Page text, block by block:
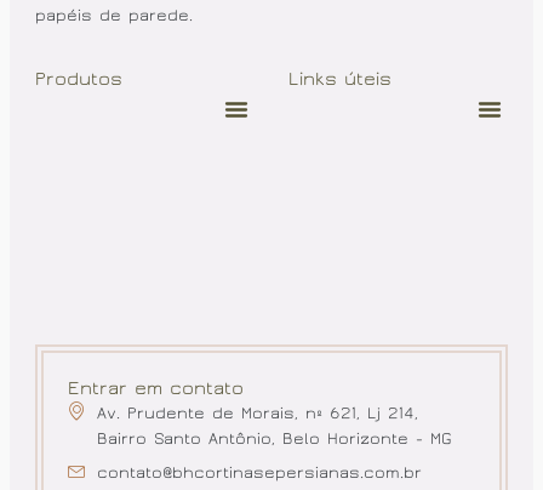
papéis de parede.
Produtos Links úteis
Entrar em contato
Av. Prudente de Morais, nº 621, Lj 214,
Bairro Santo Antônio, Belo Horizonte - MG
contato@bhcortinasepersianas.com.br